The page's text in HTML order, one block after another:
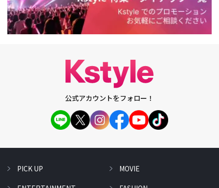
公式アカウントをフォロー！
PICK UP
MOVIE